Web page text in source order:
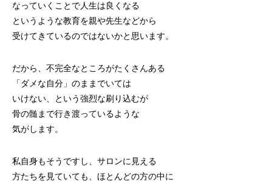
なっていくことで人生は良くなる
というような教育を親や先生などから
受けてきているのではないかと思います。
だから、不完全なところがたくさんある
「ダメな自分」のままでいては
いけない、という強烈な刷り込むが
骨の髄まで行き渡っているような
気がします。
私自身もそうですし、サロンに見える
方たちを見ていても、ほとんどの方の中に